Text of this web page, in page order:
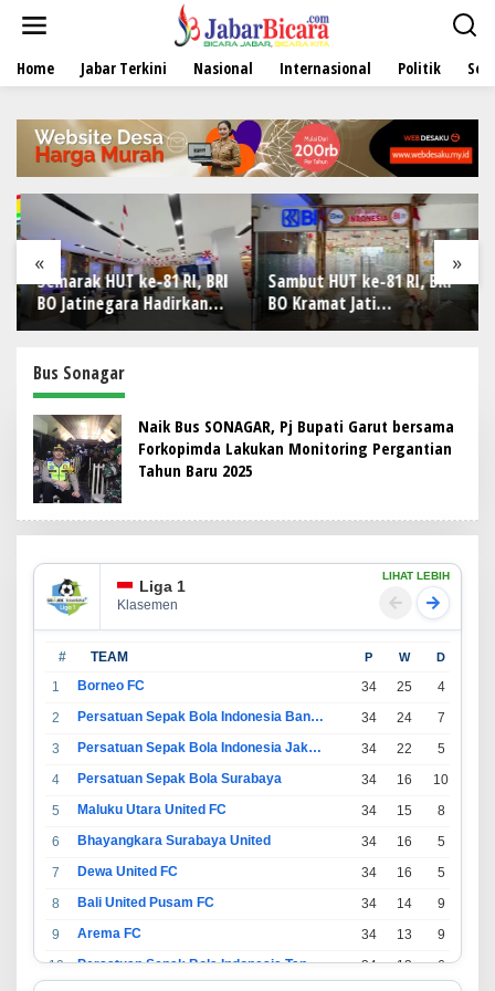
t
Home Jabar Terkini Nasional Internasional Politik
« »
Semarak HUT ke-81 RI, BRI
BO Jatinegara Hadirkan
Nuansa Merah Putih di
Sambut HUT ke-81 RI, BRI
BO Kramat Jati
Semarakkan Nuansa
Bus Sonagar
Naik Bus SONAGAR, Pj Bupati Garut bersama
Forkopimda Lakukan Monitoring Pergantian
Tahun Baru 2025
Liga 1
Klasemen
LIHAT LEBIH
# TEAM P W D
1 Borneo FC 34 25 4
2
Persatuan Sepak Bola Indonesia Bandung 34 24 7
3
Persatuan Sepak Bola Indonesia Jakarta 34 22 5
4
Persatuan Sepak Bola Surabaya 34 16 10
5
Maluku Utara United FC 34 15 8
6
Bhayangkara Surabaya United 34 16 5
7
Dewa United FC 34 16 5
8
Bali United Pusam FC 34 14 9
9
Arema FC 34 13 9
10
Persatuan Sepak Bola Indonesia Tangerang 34 13 6